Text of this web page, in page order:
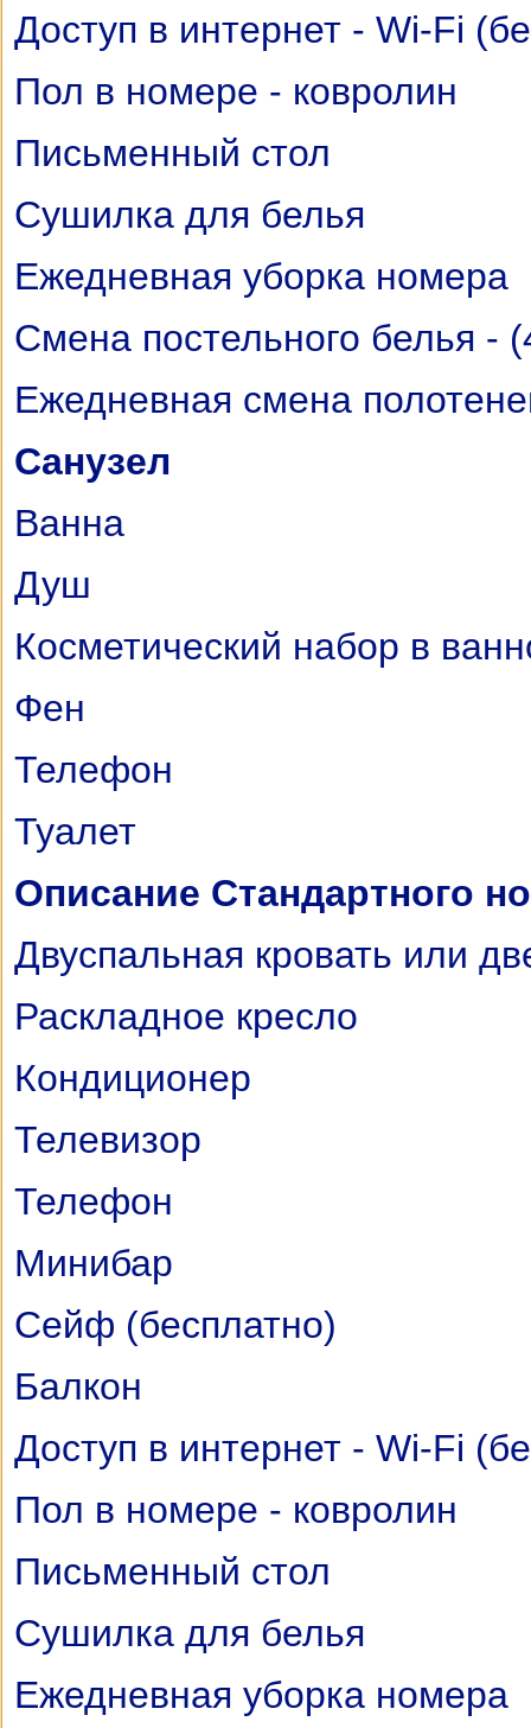
Доступ в интернет - Wi-Fi
Пол в номере - ковролин
Письменный стол
Сушилка для белья
Ежедневная уборка номера
Cмена постельного белья -
Ежедневная смена
Санузел
Ванна
Душ
Косметический набор в
Фен
Телефон
Туалет
Описание Стандартного
Двуспальная кровать или
Раскладное кресло
Кондиционер
Телевизор
Телефон
Минибар
Сейф (бесплатно)
Балкон
Доступ в интернет - Wi-Fi
Пол в номере - ковролин
Письменный стол
Сушилка для белья
Ежедневная уборка номера